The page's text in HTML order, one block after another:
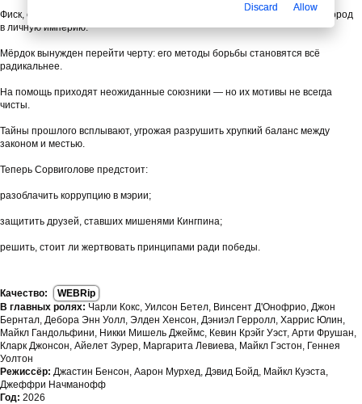
Фиск, ставший мэром, легализует свои преступные схемы, превращая город
в личную империю.
Мёрдок вынужден перейти черту: его методы борьбы становятся всё
радикальнее.
На помощь приходят неожиданные союзники — но их мотивы не всегда
чисты.
Тайны прошлого всплывают, угрожая разрушить хрупкий баланс между
законом и местью.
Теперь Сорвиголове предстоит:
разоблачить коррупцию в мэрии;
защитить друзей, ставших мишенями Кингпина;
решить, стоит ли жертвовать принципами ради победы.
Качество:
WEBRip
В главных ролях: Чарли Кокс, Уилсон Бетел, Винсент Д'Онофрио, Джон
Бернтал, Дебора Энн Уолл, Элден Хенсон, Дэниэл Герролл, Харрис Юлин,
Майкл Гандольфини, Никки Мишель Джеймс, Кевин Крэйг Уэст, Арти Фрушан,
Кларк Джонсон, Айелет Зурер, Маргарита Левиева, Майкл Гэстон, Геннея
Уолтон
Режиссёр: Джастин Бенсон, Аарон Мурхед, Дэвид Бойд, Майкл Куэста,
Джеффри Начманофф
Год: 2026
Discard Allow